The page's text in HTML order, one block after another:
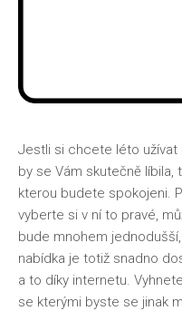
Jestli si chcete léto užívat
by se Vám skutečně líbila,
kterou budete spokojeni.
vyberte si v ní to pravé,
bude mnohem
nabídka je totiž snadno
a to díky internetu.
se kterými byste se jinak